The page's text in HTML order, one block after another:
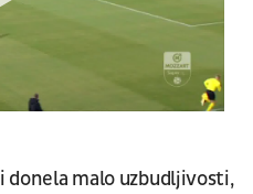
donela malo uzbudljivosti,